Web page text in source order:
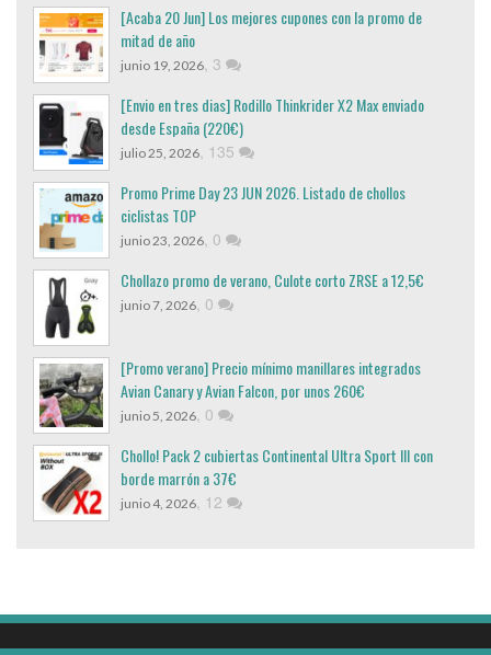
[Acaba 20 Jun] Los mejores cupones con la promo de
mitad de año
junio 19, 2026, 3
[Envio en tres dias] Rodillo Thinkrider X2 Max enviado
desde España (220€)
julio 25, 2026, 135
Promo Prime Day 23 JUN 2026. Listado de chollos
ciclistas TOP
junio 23, 2026, 0
Chollazo promo de verano, Culote corto ZRSE a 12,5€
junio 7, 2026, 0
[Promo verano] Precio mínimo manillares integrados
Avian Canary y Avian Falcon, por unos 260€
junio 5, 2026, 0
Chollo! Pack 2 cubiertas Continental Ultra Sport III con
borde marrón a 37€
junio 4, 2026, 12